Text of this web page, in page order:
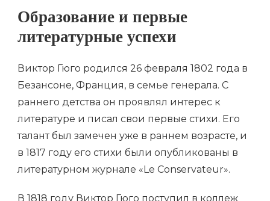
Образование и первые
литературные успехи
Виктор Гюго родился 26 февраля 1802 года в
Безансоне, Франция, в семье генерала. С
раннего детства он проявлял интерес к
литературе и писал свои первые стихи. Его
талант был замечен уже в раннем возрасте, и
в 1817 году его стихи были опубликованы в
литературном журнале «Le Conservateur».
В 1818 году Виктор Гюго поступил в коллеж